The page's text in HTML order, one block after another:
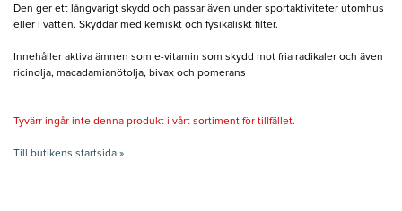
Den ger ett långvarigt skydd och passar även under sportaktiviteter utomhus
eller i vatten. Skyddar med kemiskt och fysikaliskt filter.
Innehåller aktiva ämnen som e-vitamin som skydd mot fria radikaler och även
ricinolja, macadamianötolja, bivax och pomerans
Tyvärr ingår inte denna produkt i vårt sortiment för tillfället.
Till butikens startsida »